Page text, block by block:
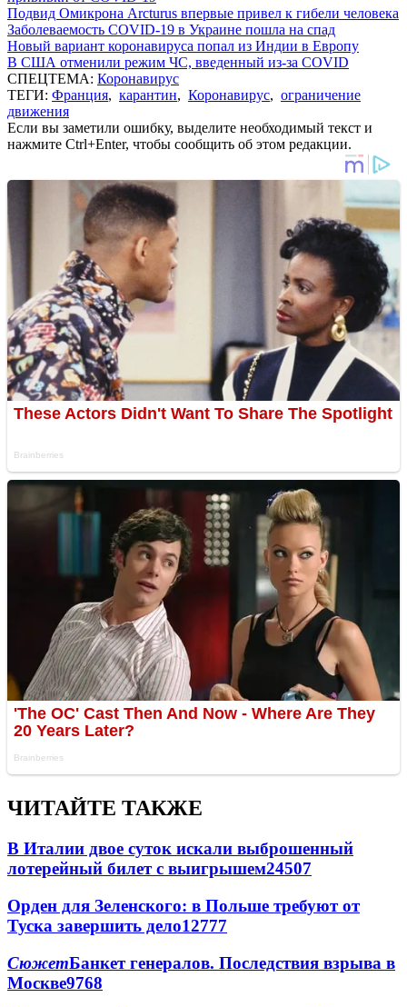
Подвид Омикрона Arcturus впервые привел к гибели человека
Заболеваемость COVID-19 в Украине пошла на спад
Новый вариант коронавируса попал из Индии в Европу
В США отменили режим ЧС, введенный из-за COVID
СПЕЦТЕМА: Коронавирус
ТЕГИ: Франция, карантин, Коронавирус, ограничение
движения
Если вы заметили ошибку, выделите необходимый текст и
нажмите Ctrl+Enter, чтобы сообщить об этом редакции.
ЧИТАЙТЕ ТАКЖЕ
В Италии двое суток искали выброшенный
лотерейный билет с выигрышем24507
Орден для Зеленского: в Польше требуют от
Туска завершить дело12777
СюжетБанкет генералов. Последствия взрыва в
Москве9768